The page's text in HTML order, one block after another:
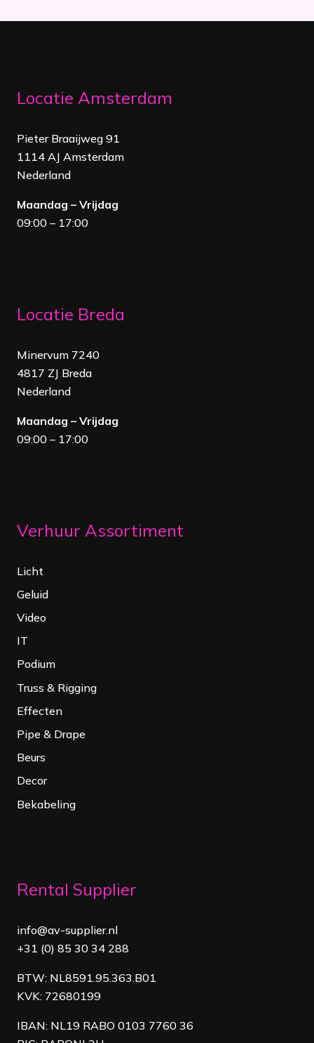
Locatie Amsterdam
Pieter Braaijweg 91
1114 AJ Amsterdam
Nederland
Maandag – Vrijdag
09:00 – 17:00
Locatie Breda
Minervum 7240
4817 ZJ Breda
Nederland
Maandag – Vrijdag
09:00 – 17:00
Verhuur Assortiment
Licht
Geluid
Video
IT
Podium
Truss & Rigging
Effecten
Pipe & Drape
Beurs
Decor
Bekabeling
Rental Supplier
info@av-supplier.nl
+31 (0) 85 30 34 288
BTW: NL8591.95.363.B01
KVK: 72680199
IBAN: NL19 RABO 0103 7760 36